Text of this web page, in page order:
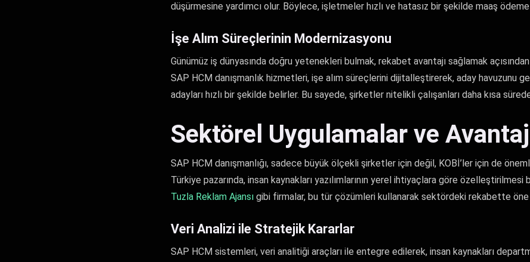
düşürmesine yardımcı olur. Böylece, işletmeler hızlı ve hatasız bir şekilde maaş
İşe Alım Süreçlerinin Modernizasyonu
Günümüz iş dünyasında doğru yetenekleri bulmak, rekabet avantajı sağlamak
SAP HCM danışmanlık hizmetleri, işe alım süreçlerini dijitalleştirerek, aday havuzunu
adayları hızlı bir şekilde belirler. Bu sayede, şirketler nitelikli çalışanları daha kısa
Sektörel Uygulamalar ve
SAP HCM danışmanlığı, sadece büyük ölçekli şirketler için değil, KOBİ’ler için de
Türkiye pazarında, insan kaynakları yazılımlarının yerel ihtiyaçlara göre özelleştirilmesi
Tuzla Reklam Ajansı gibi firmalar, bu tür çözümleri kullanarak sektördeki rekabette öne
Veri Analizi ile Stratejik Kararlar
SAP HCM sistemleri, veri analitiği araçları ile entegre edilerek, insan kaynakları